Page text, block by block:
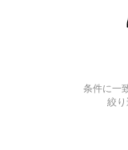
条件に一
絞